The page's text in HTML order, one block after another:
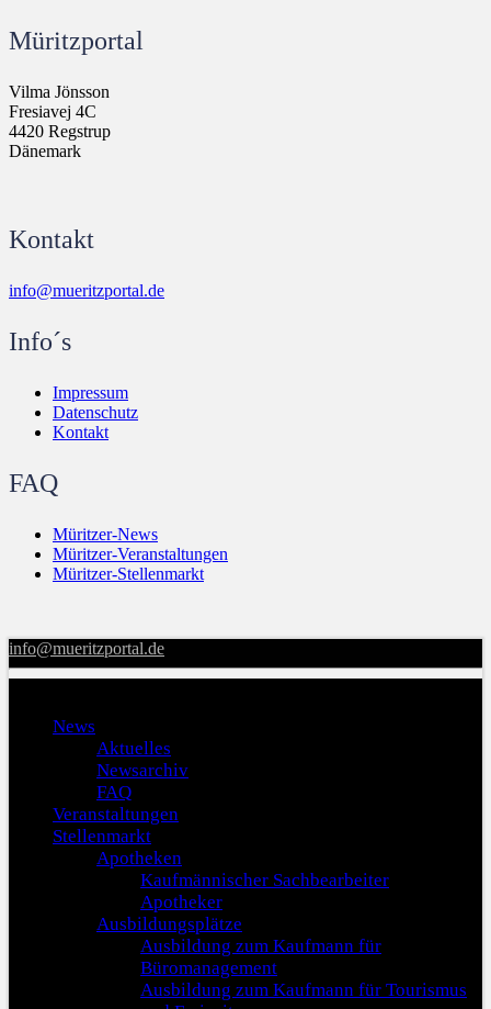
Müritzportal
Vilma Jönsson
Fresiavej 4C
4420 Regstrup
Dänemark
Kontakt
info@mueritzportal.de
Info´s
Impressum
Datenschutz
Kontakt
FAQ
Müritzer-News
Müritzer-Veranstaltungen
Müritzer-Stellenmarkt
info@mueritzportal.de
News
Aktuelles
Newsarchiv
FAQ
Veranstaltungen
Stellenmarkt
Apotheken
Kaufmännischer Sachbearbeiter
Apotheker
Ausbildungsplätze
Ausbildung zum Kaufmann für
Büromanagement
Ausbildung zum Kaufmann für Tourismus